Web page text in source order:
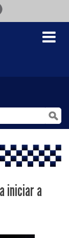
Toggle
iniciar a